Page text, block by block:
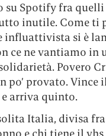
su Spotify fra
inutile. Come ti
influattivista si è
ce ne vantiamo in
Povero
po’ provato. Vince
arriva quinto.
Italia, divisa